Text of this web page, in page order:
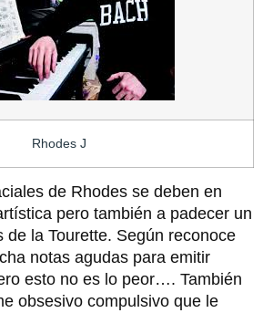
Rhodes J
de Rhodes se deben en
pero también a padecer un
de la Tourette. Según reconoce
notas agudas para emitir
esto no es lo peor…. También
obsesivo compulsivo que le